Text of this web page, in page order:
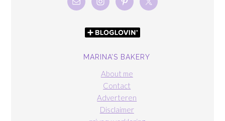
MARINA’S BAKERY
About me
Contact
Adverteren
Disclaimer